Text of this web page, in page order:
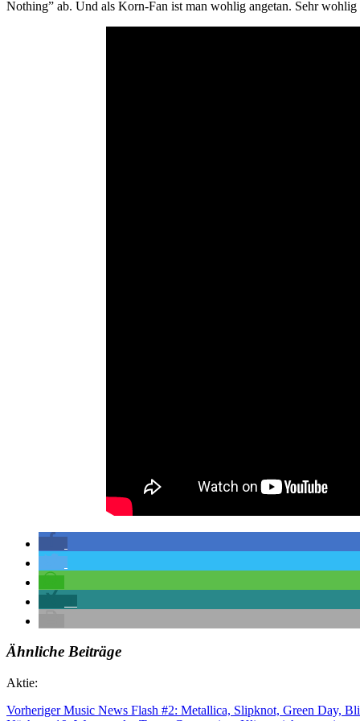
Nothing” ab. Und als Korn-Fan ist man wohlig angetan. Sehr wohlig
Ähnliche Beiträge
Aktie:
Vorheriger Music News Flash #2: Metallica, Slipknot, Green Day,